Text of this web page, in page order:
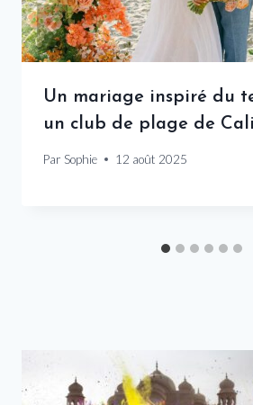
Un mariage inspiré du
un club de plage de
Par Sophie 12 août 2025